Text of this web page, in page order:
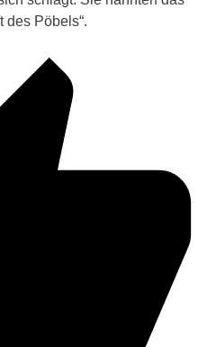
des Pöbels“.